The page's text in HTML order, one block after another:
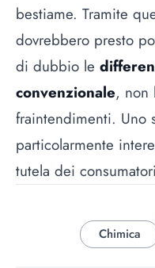
bestiame. Tramite
dovrebbero presto
di dubbio le
convenzionale, non
fraintendimenti. Uno
particolarmente
tutela dei consumatori
Chimica